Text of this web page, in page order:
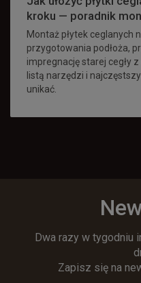
kroku — poradnik
Montaż płytek ceglanych
przygotowania podłoża,
impregnację starej cegły
listą narzędzi i
unikać.
Dwa razy w tygodniu
Zapisz się na